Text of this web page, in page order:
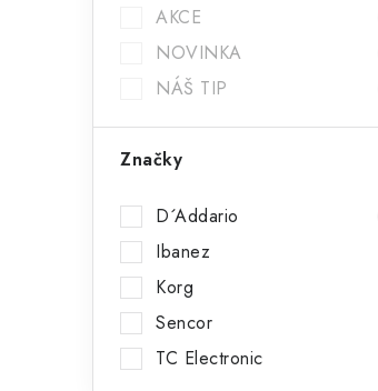
p
AKCE
NOVINKA
NÁŠ TIP
Značky
D´Addario
Ibanez
Korg
Sencor
TC Electronic